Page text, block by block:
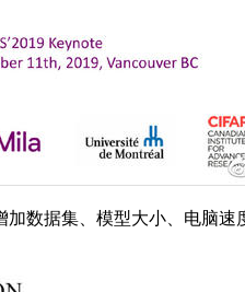
据集、模型大小、电脑速